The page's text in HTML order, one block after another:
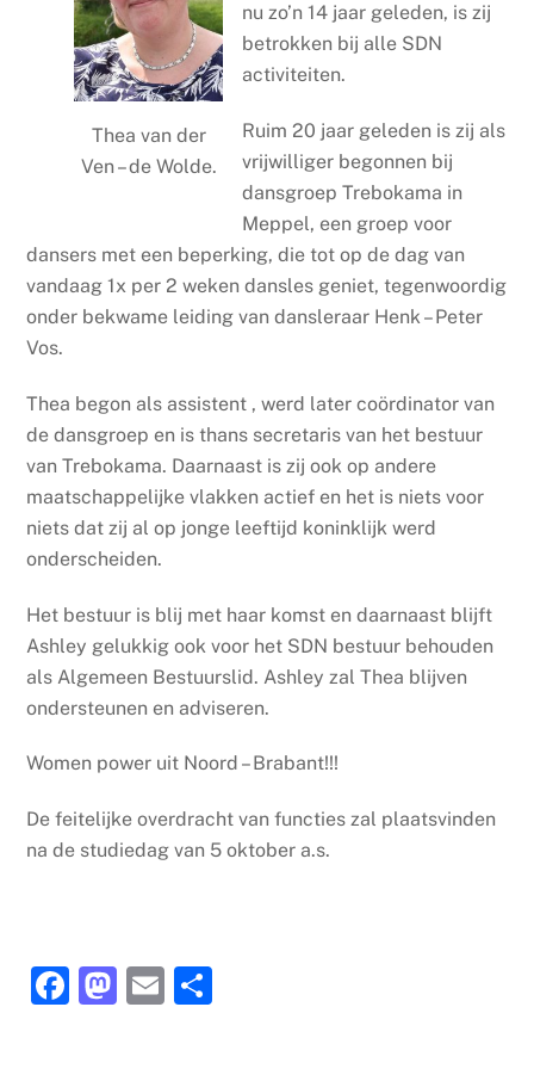
Thea van der
Ven – de Wolde.
nu zo’n 14 jaar geleden, is zij
betrokken bij alle SDN
activiteiten.
Ruim 20 jaar geleden is zij als
vrijwilliger begonnen bij
dansgroep Trebokama in
Meppel, een groep voor
dansers met een beperking, die tot op de dag van
vandaag 1x per 2 weken dansles geniet, tegenwoordig
onder bekwame leiding van dansleraar Henk – Peter
Vos.
Thea begon als assistent , werd later coördinator van
de dansgroep en is thans secretaris van het bestuur
van Trebokama. Daarnaast is zij ook op andere
maatschappelijke vlakken actief en het is niets voor
niets dat zij al op jonge leeftijd koninklijk werd
onderscheiden.
Het bestuur is blij met haar komst en daarnaast blijft
Ashley gelukkig ook voor het SDN bestuur behouden
als Algemeen Bestuurslid. Ashley zal Thea blijven
ondersteunen en adviseren.
Women power uit Noord – Brabant!!!
De feitelijke overdracht van functies zal plaatsvinden
na de studiedag van 5 oktober a.s.
F
M E